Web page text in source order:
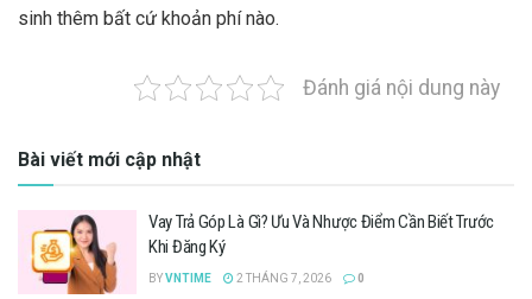
sinh thêm bất cứ khoản phí nào.
Đánh giá nội dung này
Bài viết mới cập nhật
Vay Trả Góp Là Gì? Ưu Và Nhược Điểm Cần Biết Trước
Khi Đăng Ký
BYVNTIME 2 THÁNG 7, 2026 0